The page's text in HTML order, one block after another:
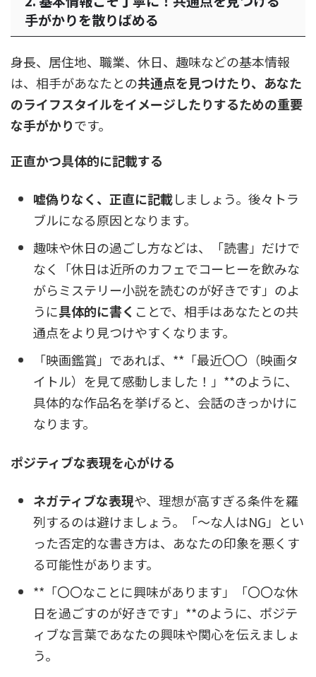
手がかりを散りばめる
身長、居住地、職業、休日、趣味などの基本情報
は、相手があなたとの共通点を見つけたり、あなた
のライフスタイルをイメージしたりするための重要
な手がかりです。
正直かつ具体的に記載する
嘘偽りなく、正直に記載しましょう。後々トラ
ブルになる原因となります。
趣味や休日の過ごし方などは、「読書」だけで
なく「休日は近所のカフェでコーヒーを飲みな
がらミステリー小説を読むのが好きです」のよ
うに具体的に書く ことで、相手はあなたとの共
通点をより見つけやすくなります。
「映画鑑賞」であれば、**「最近〇〇（映画タ
イトル）を見て感動しました！」**のように、
具体的な作品名を挙げると、会話のきっかけに
なります。
ポジティブな表現を心がける
ネガティブな表現や、理想が高すぎる条件を羅
列するのは避けましょう。「～な人はNG」とい
った否定的な書き方は、あなたの印象を悪くす
る可能性があります。
**「〇〇なことに興味があります」「〇〇な休
日を過ごすのが好きです」**のように、ポジテ
ィブな言葉であなたの興味や関心を伝えましょ
う。